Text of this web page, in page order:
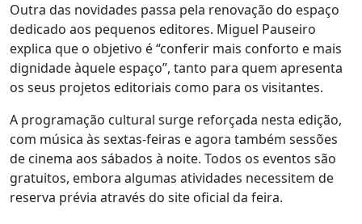
Outra das novidades passa pela renovação do espaço
dedicado aos pequenos editores. Miguel Pauseiro
explica que o objetivo é “conferir mais conforto e mais
dignidade àquele espaço”, tanto para quem apresenta
os seus projetos editoriais como para os visitantes.
A programação cultural surge reforçada nesta edição,
com música às sextas-feiras e agora também sessões
de cinema aos sábados à noite. Todos os eventos são
gratuitos, embora algumas atividades necessitem de
reserva prévia através do site oficial da feira.